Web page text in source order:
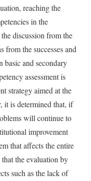
reaching the
in the
discussion from the
from the successes and
basic and secondary
assessment is
strategy aimed at the
it is determined that, if
will continue to
improvement
that affects the entire
the evaluation by
such as the lack of